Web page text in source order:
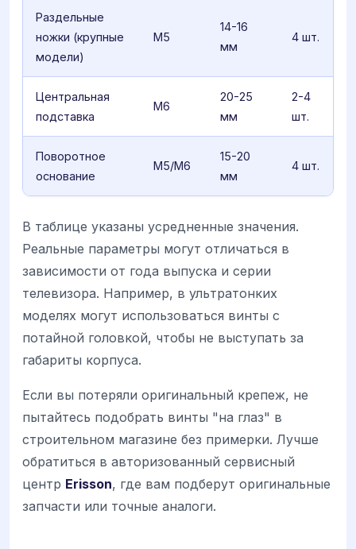
Раздельные
ножки (крупные
модели)
M5
14-16
мм
4 шт.
Центральная
подставка
M6
20-25
мм
2-4
шт.
Поворотное
основание
M5/M6
15-20
мм
4 шт.
В таблице указаны усредненные значения.
Реальные параметры могут отличаться в
зависимости от года выпуска и серии
телевизора. Например, в ультратонких
моделях могут использоваться винты с
потайной головкой, чтобы не выступать за
габариты корпуса.
Если вы потеряли оригинальный крепеж, не
пытайтесь подобрать винты "на глаз" в
строительном магазине без примерки. Лучше
обратиться в авторизованный сервисный
центр Erisson, где вам подберут оригинальные
запчасти или точные аналоги.